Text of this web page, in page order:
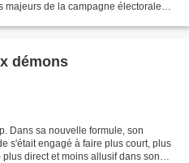
majeurs de la campagne électorale
démons
Dans sa nouvelle formule, son
s'était engagé à faire plus court, plus
direct et moins allusif dans son